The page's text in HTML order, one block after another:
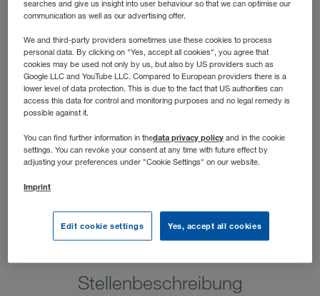
schnell und unkompliziert Raum gefragt ist. Du arbeitest
mit Unternehmen jeder Größe. Von KMUs bis zu
namhaften „Global Playern“. Und das im jeweiligen
Verkaufsgebiet innerhalb Polens.
Stellenbeschreibung
searches and give us insight into user behaviour so that we can optimise our
communication as well as our advertising offer.
We and third-party providers sometimes use these cookies to process
personal data. By clicking on "Yes, accept all cookies", you agree that
cookies may be used not only by us, but also by US providers such as
Google LLC and YouTube LLC. Compared to European providers there is a
lower level of data protection. This is due to the fact that US authorities can
access this data for control and monitoring purposes and no legal remedy is
possible against it.
You can find further information in thedata privacy policy and in the cookie
settings. You can revoke your consent at any time with future effect by
adjusting your preferences under "Cookie Settings" on our website.
Imprint
Edit cookie settings Yes, accept all cookies